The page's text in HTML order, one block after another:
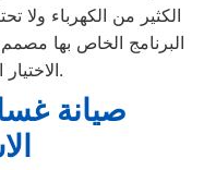
الكثير من الكهرباء ولا
البرنامج الخاص بها
الاختيار الاول للبيت المصري.